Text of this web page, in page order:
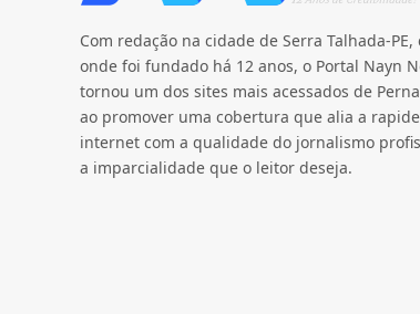
Com redação na cidade de Serra Talhada-PE,
onde foi fundado há 12 anos, o Portal Nayn
tornou um dos sites mais acessados de
ao promover uma cobertura que alia a
internet com a qualidade do jornalismo
a imparcialidade que o leitor deseja.